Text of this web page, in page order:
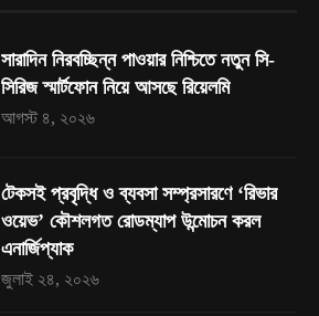
সারাদিন নিরবচ্ছিন্ন পাওয়ার নিশ্চিতে নতুন সি-
সিরিজ স্মার্টফোন নিয়ে আসছে রিয়েলমি
আগস্ট ৪, ২০২৬
টেকসই প্রবৃদ্ধি ও ব্যবসা সম্প্রসারণে ‘রিভার
ওয়েভ’ কৌশলগত রোডম্যাপ উন্মোচন করল
এনার্জিপ্যাক
জুলাই ২৪, ২০২৬